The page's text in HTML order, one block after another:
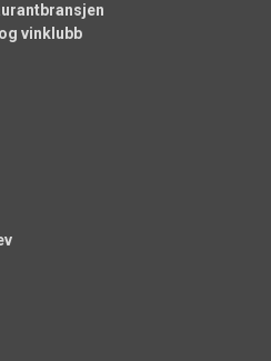
vinklubb